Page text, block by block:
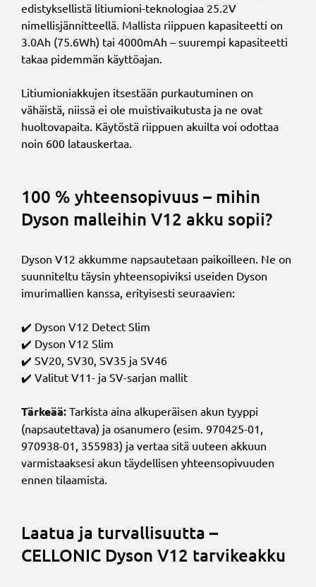
edistyksellistä litiumioni-teknologiaa 25.2V
nimellisjännitteellä. Mallista riippuen kapasiteetti on
3.0Ah (75.6Wh) tai 4000mAh – suurempi kapasiteetti
takaa pidemmän käyttöajan.
Litiumioniakkujen itsestään purkautuminen on
vähäistä, niissä ei ole muistivaikutusta ja ne ovat
huoltovapaita. Käytöstä riippuen akuilta voi odottaa
noin 600 latauskertaa.
100 % yhteensopivuus – mihin
Dyson malleihin V12 akku sopii?
Dyson V12 akkumme napsautetaan paikoilleen. Ne on
suunniteltu täysin yhteensopiviksi useiden Dyson
imurimallien kanssa, erityisesti seuraavien:
✔️ Dyson V12 Detect Slim
✔️ Dyson V12 Slim
✔️ SV20, SV30, SV35 ja SV46
✔️ Valitut V11- ja SV-sarjan mallit
Tärkeää: Tarkista aina alkuperäisen akun tyyppi
(napsautettava) ja osanumero (esim. 970425-01,
970938-01, 355983) ja vertaa sitä uuteen akkuun
varmistaaksesi akun täydellisen yhteensopivuuden
ennen tilaamista.
Laatua ja turvallisuutta –
CELLONIC Dyson V12 tarvikeakku